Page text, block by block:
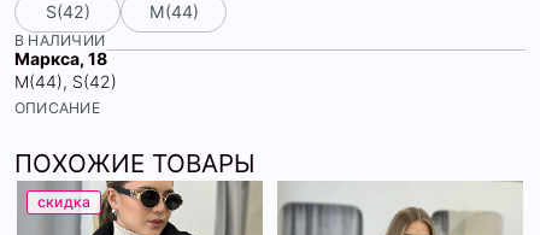
S(42) М(44)
В НАЛИЧИИ
Маркса, 18
М(44), S(42)
ОПИСАНИЕ
ПОХОЖИЕ ТОВАРЫ
скидка